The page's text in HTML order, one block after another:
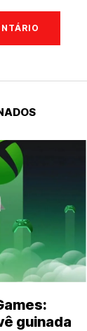
guinada